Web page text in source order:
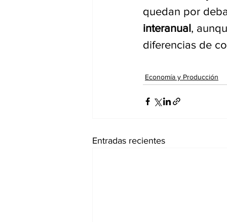
quedan por
interanual,
diferencias de
Economía y Producción
Entradas recientes